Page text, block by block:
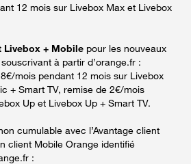
12 mois sur Livebox Max et Livebox
Livebox + Mobile pour les nouveaux
à partir d’orange.fr :
mois pendant 12 mois sur Livebox
+ Smart TV, remise de 2€/mois
Up et Livebox Up + Smart TV.
cumulable avec l’Avantage client
client Mobile Orange identifié
: